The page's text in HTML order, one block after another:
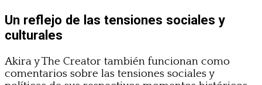
Un reflejo de las tensiones sociales y
culturales
Akira y The Creator también funcionan como
comentarios sobre las tensiones sociales y